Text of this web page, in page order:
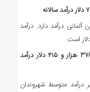
دلار درآمد سالانه
درآمد دارد. درآمد
هزار و ۴۱۵ دلار درآمد
درآمد متوسط شهروندان